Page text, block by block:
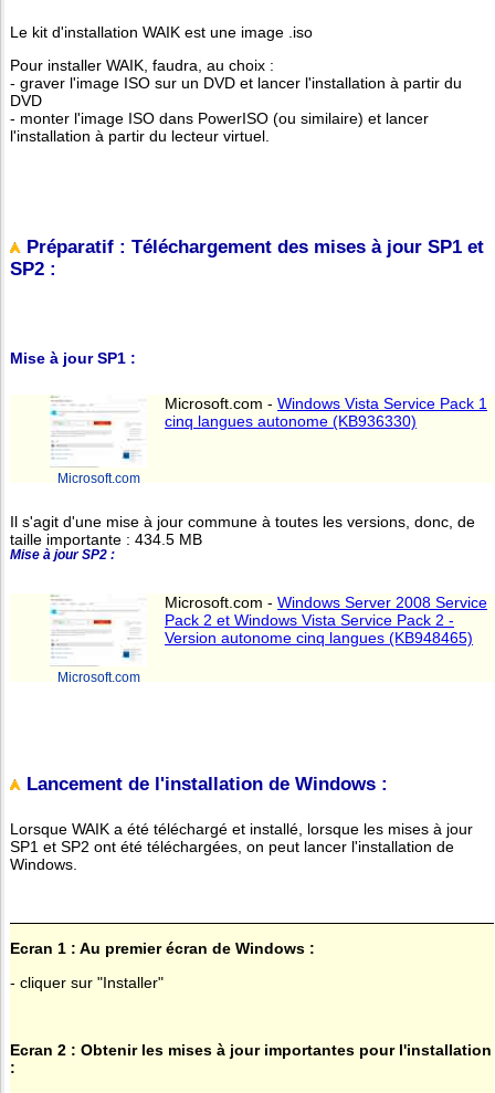
Le kit d'installation WAIK est une image .iso
Pour installer WAIK, faudra, au choix :
- graver l'image ISO sur un DVD et lancer l'installation à partir du
DVD
- monter l'image ISO dans PowerISO (ou similaire) et lancer
l'installation à partir du lecteur virtuel.
Préparatif : Téléchargement des mises à jour SP1 et
SP2 :
Mise à jour SP1 :
Microsoft.com
Microsoft.com - Windows Vista Service Pack 1
cinq langues autonome (KB936330)
Il s'agit d'une mise à jour commune à toutes les versions, donc, de
taille importante : 434.5 MB
Mise à jour SP2 :
Microsoft.com
Microsoft.com - Windows Server 2008 Service
Pack 2 et Windows Vista Service Pack 2 -
Version autonome cinq langues (KB948465)
Lancement de l'installation de Windows :
Lorsque WAIK a été téléchargé et installé, lorsque les mises à jour
SP1 et SP2 ont été téléchargées, on peut lancer l'installation de
Windows.
Ecran 1 : Au premier écran de Windows :
- cliquer sur "Installer"
Ecran 2 : Obtenir les mises à jour importantes pour l'installation
: